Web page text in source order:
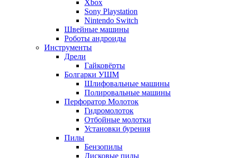
Xbox
Sony Playstation
Nintendo Switch
Швейные машины
Роботы андроиды
Инструменты
Дрели
Гайковёрты
Болгарки УШМ
Шлифовальные машины
Полировальные машины
Перфоратор Молоток
Гидромолоток
Отбойные молотки
Установки бурения
Пилы
Бензопилы
Дисковые пилы